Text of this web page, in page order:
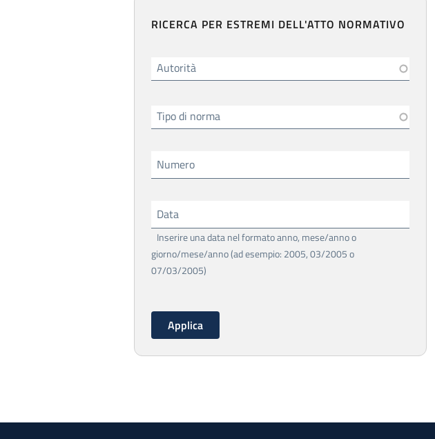
RICERCA PER ESTREMI DELL'ATTO NORMATIVO
Autorità
Tipo di norma
Numero
Data
Inserire una data nel formato anno, mese/anno o
giorno/mese/anno (ad esempio: 2005, 03/2005 o
07/03/2005)